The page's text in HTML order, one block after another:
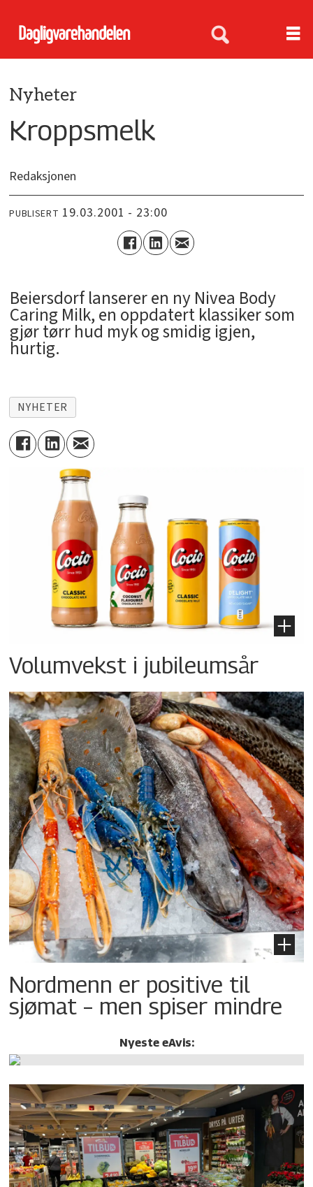
Nyheter
Kroppsmelk
Redaksjonen
PUBLISERT 19.03.2001 - 23:00
Beiersdorf lanserer en ny Nivea Body
Caring Milk, en oppdatert klassiker som
gjør tørr hud myk og smidig igjen,
hurtig.
NYHETER
Volumvekst i jubileumsår
Nordmenn er positive til
sjømat – men spiser mindre
Nyeste eAvis: